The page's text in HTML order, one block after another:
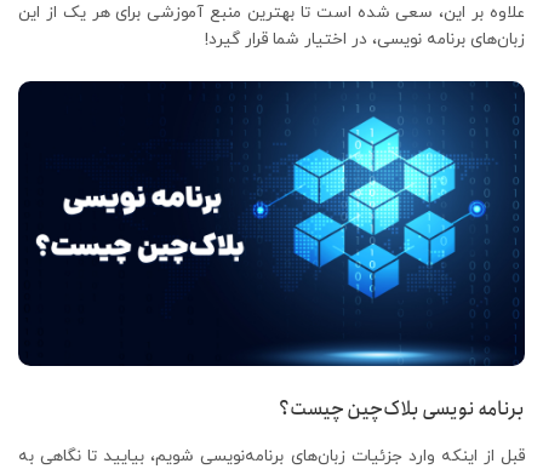
علاوه بر این، سعی شده است تا بهترین منبع آموزشی برای هر یک از این
زبان‌های برنامه نویسی، در اختیار شما قرار گیرد!
برنامه نویسی بلاک‌چین چیست؟
قبل از اینکه وارد جزئیات زبان‌های برنامه‌نویسی شویم، بیایید تا نگاهی به